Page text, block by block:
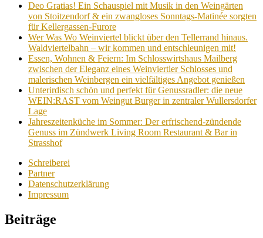
Deo Gratias! Ein Schauspiel mit Musik in den Weingärten
von Stoitzendorf & ein zwangloses Sonntags-Matinée sorgten
für Kellergassen-Furore
Wer Was Wo Weinviertel blickt über den Tellerrand hinaus.
Waldviertelbahn – wir kommen und entschleunigen mit!
Essen, Wohnen & Feiern: Im Schlosswirtshaus Mailberg
zwischen der Eleganz eines Weinviertler Schlosses und
malerischen Weinbergen ein vielfältiges Angebot genießen
Unterirdisch schön und perfekt für Genussradler: die neue
WEIN:RAST vom Weingut Burger in zentraler Wullersdorfer
Lage
Jahreszeitenküche im Sommer: Der erfrischend-zündende
Genuss im Zündwerk Living Room Restaurant & Bar in
Strasshof
Schreiberei
Partner
Datenschutzerklärung
Impressum
Beiträge